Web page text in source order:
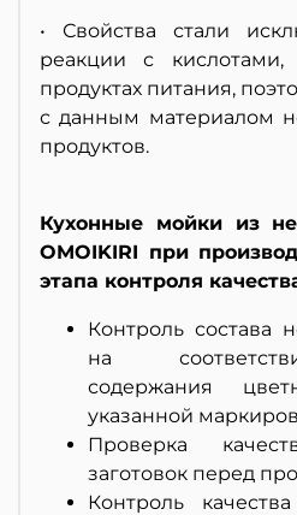
• Свойства стали
реакции с
продуктах питания,
с данным материалом
продуктов.
Кухонные мойки из
OMOIKIRI при
этапа контроля
Контроль состава
на
содержания
указанной
Проверка
заготовок перед
Контроль